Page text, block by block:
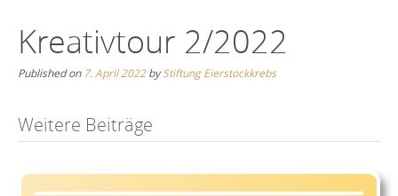
Kreativtour 2/2022
Published on 7. April 2022byStiftung Eierstockkrebs
Post
navigation
Weitere Beiträge